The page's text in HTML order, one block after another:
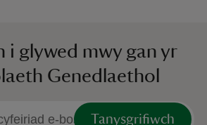
i glywed mwy gan yr
Genedlaethol
Tanysgrifiwch